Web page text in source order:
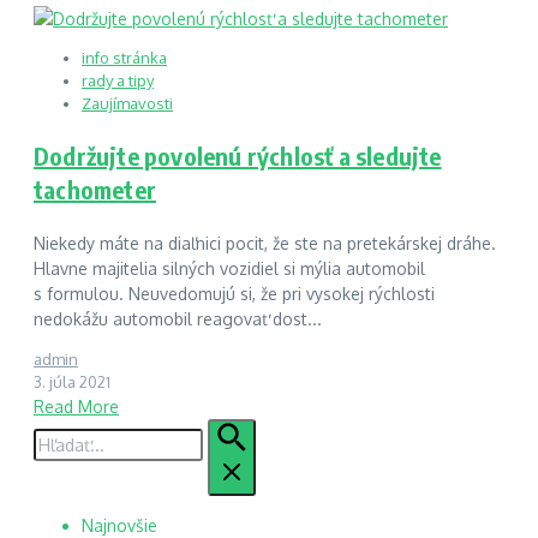
info stránka
rady a tipy
Zaujímavosti
Dodržujte povolenú rýchlosť a sledujte
tachometer
Niekedy máte na diaľnici pocit, že ste na pretekárskej dráhe.
Hlavne majitelia silných vozidiel si mýlia automobil
s formulou. Neuvedomujú si, že pri vysokej rýchlosti
nedokážu automobil reagovať dost...
admin
3. júla 2021
Read More
Hľadať:
Najnovšie